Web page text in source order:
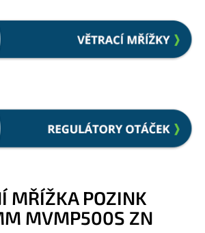
MŘÍŽKA POZINK
MVMP500S ZN